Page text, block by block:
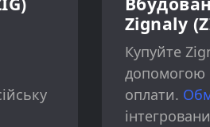
Zignaly
Купуйте
допомогою
оплати.